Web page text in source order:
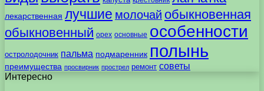
лекарственная лучшие молочай обыкновенная
обыкновенный орех основные особенности
остролодочник пальма подмаренник полынь
преимущества просвирник прострел ремонт советы
Интересно